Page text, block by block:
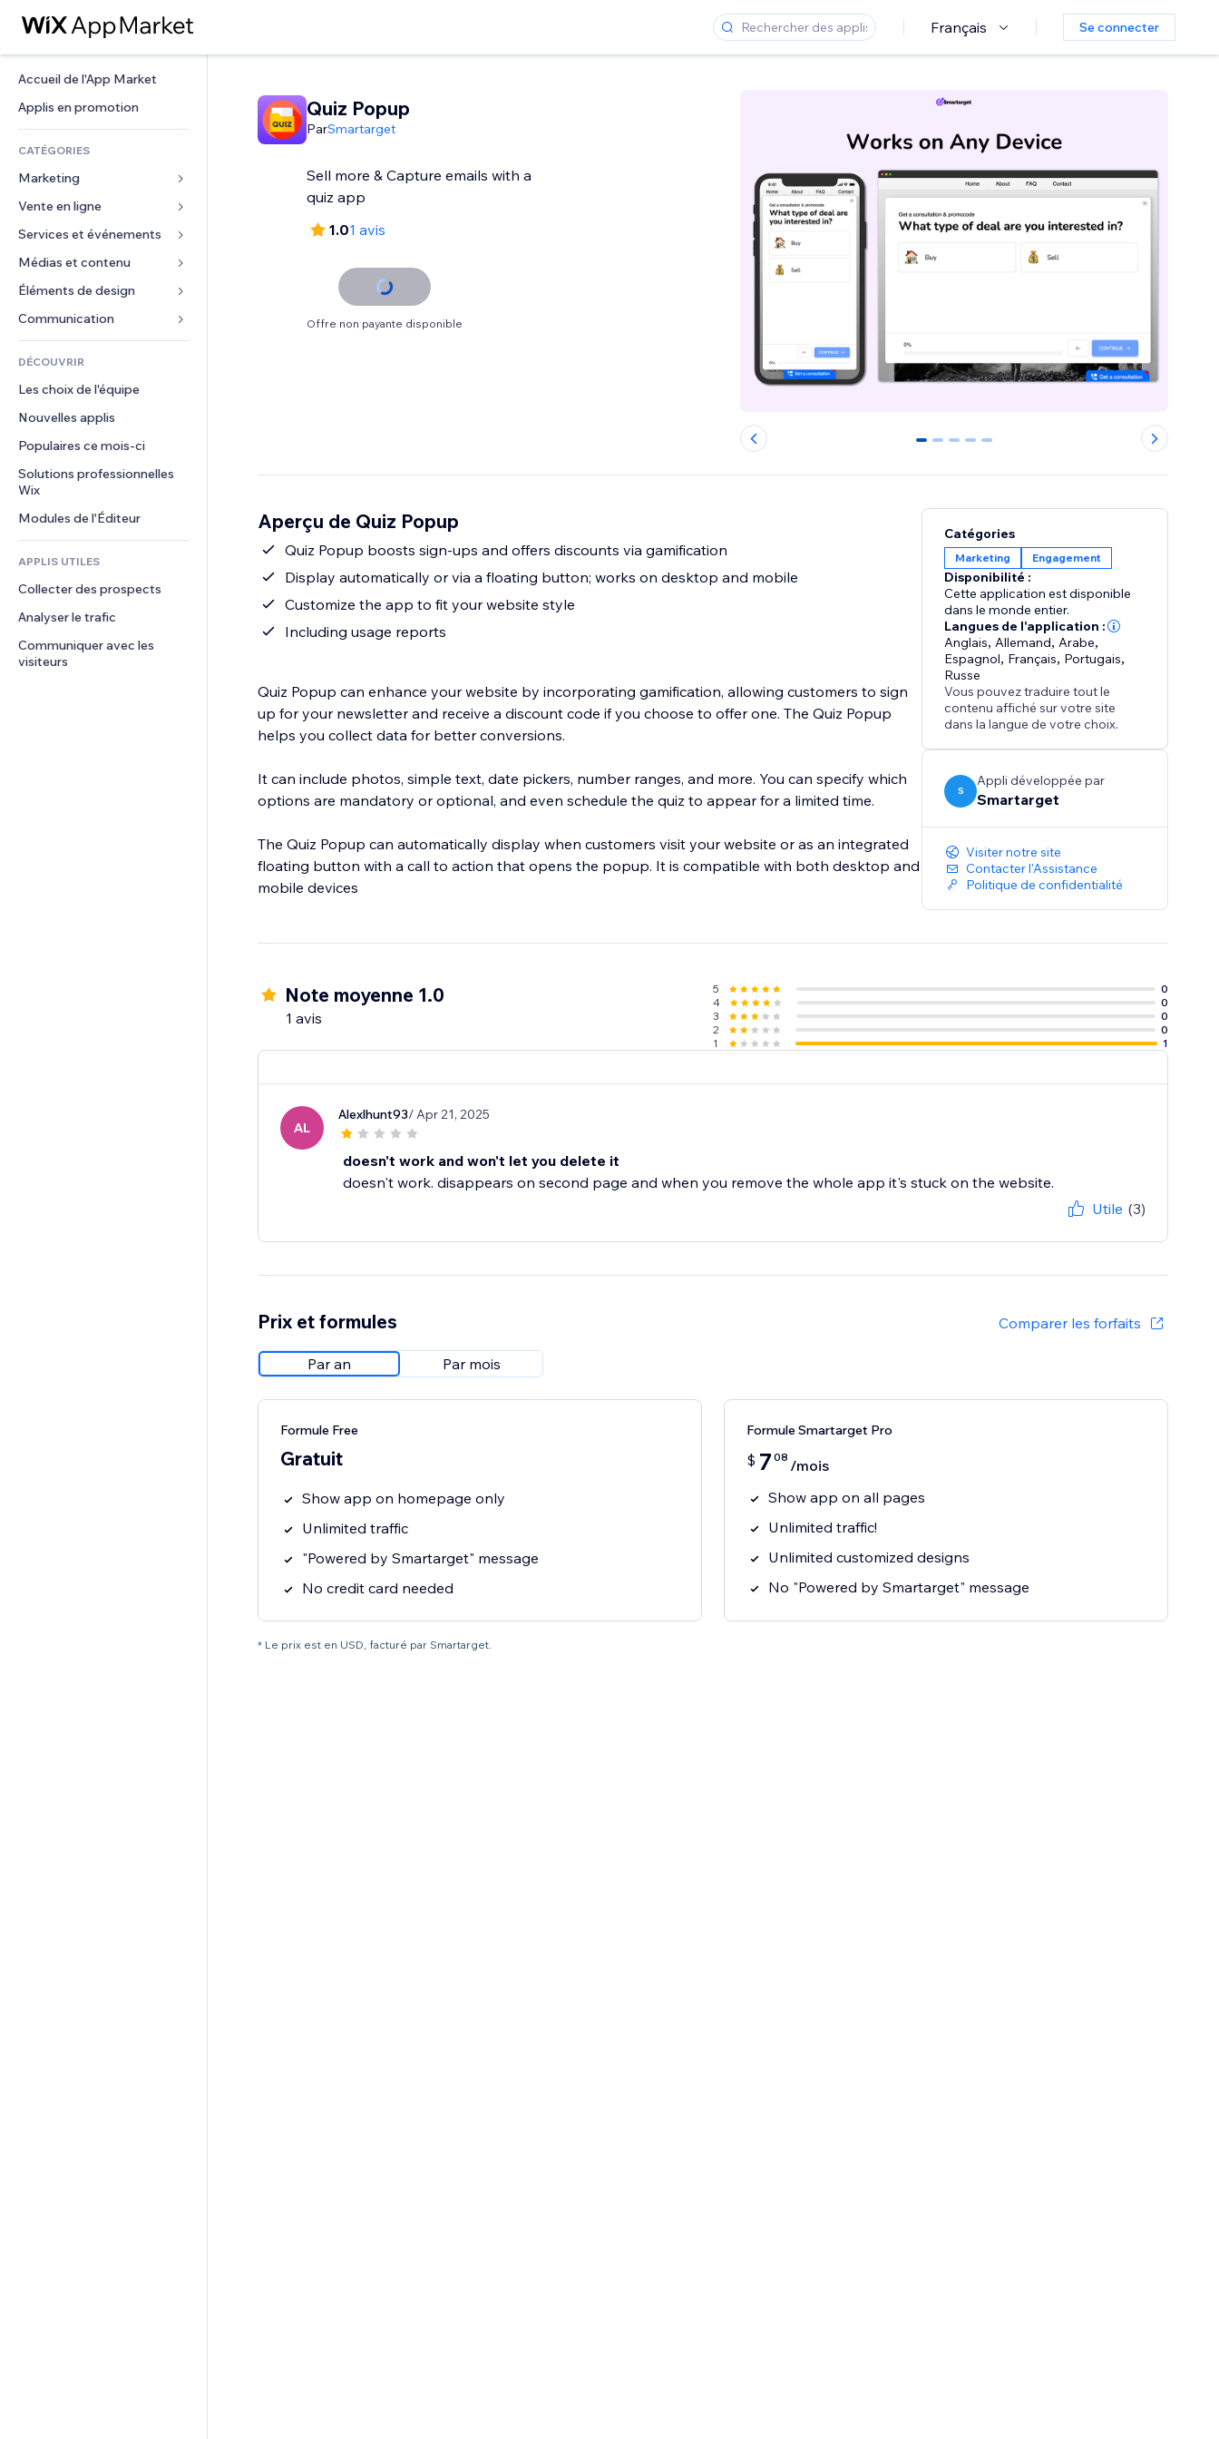
Français Se connecter
Accueil de l'App Market
Applis en promotion
CATÉGORIES
Marketing
Publicités
Mobile
Données analytiques
Réseaux sociaux
Classement de sites
E-mail
Vente en ligne
Applis pour les boutiques
Expédition et livraison
Boutons Vente
Comptabilité
Coupons et fidélisation
Solutions d'entreposage
Financement participatif
Alimentation et boissons
Services et événements
Hôtels
Événements
Restaurants
Immobilier
Réservations
Médias et contenu
Galerie
Musique
Podcasts
Photographie
Vidéo
PDF
Partage de fichiers
Actualités
Services de contenu
Effets de texte
Éléments de design
Cartes et navigation
Confidentialité
Horloge
Modèles de pages
Effets sur images
Boutons et menus
Bannières et badges
Calculateurs
Rechercher
Formulaires
Sondages
Chat
Commentaires
Téléphone
Communauté
Avis et commentaires
DÉCOUVRIR
Les choix de l'équipe
Nouvelles applis
Populaires ce mois‑ci
Solutions professionnelles
Wix
Modules de l'Éditeur
APPLIS UTILES
Collecter des prospects
Analyser le trafic
Communiquer avec les
visiteurs
Quiz Popup
ParSmartarget
Sell more & Capture emails with a
quiz app
1.01 avis
Offre non payante disponible
0 1 2 3 4
Aperçu de Quiz Popup
Quiz Popup boosts sign-ups and offers discounts via gamification
Display automatically or via a floating button; works on desktop and mobile
Customize the app to fit your website style
Including usage reports
Quiz Popup can enhance your website by incorporating gamification, allowing customers to sign
up for your newsletter and receive a discount code if you choose to offer one. The Quiz Popup
helps you collect data for better conversions.
It can include photos, simple text, date pickers, number ranges, and more. You can specify which
options are mandatory or optional, and even schedule the quiz to appear for a limited time.
The Quiz Popup can automatically display when customers visit your website or as an integrated
floating button with a call to action that opens the popup. It is compatible with both desktop and
mobile devices
Catégories
Marketing Engagement
Disponibilité :
Cette application est disponible
dans le monde entier.
Langues de l'application :
Anglais, Allemand, Arabe,
Espagnol, Français, Portugais,
Russe
Vous pouvez traduire tout le
contenu affiché sur votre site
dans la langue de votre choix.
S
Appli développée par
Smartarget
Visiter notre site
Contacter l'Assistance
Politique de confidentialité
Note moyenne 1.0
1 avis
5
0
4
0
3
0
2
0
1
1
AL
Alexlhunt93/ Apr 21, 2025
doesn't work and won't let you delete it
doesn't work. disappears on second page and when you remove the whole app it's stuck on the website.
Utile (3)
Prix et formules Comparer les forfaits
Par an Par mois
Formule Free
Gratuit
Show app on homepage only
Unlimited traffic
"Powered by Smartarget" message
No credit card needed
Formule Smartarget Pro
$ 7 08 /mois
Show app on all pages
Unlimited traffic!
Unlimited customized designs
No "Powered by Smartarget" message
* Le prix est en USD, facturé par Smartarget.